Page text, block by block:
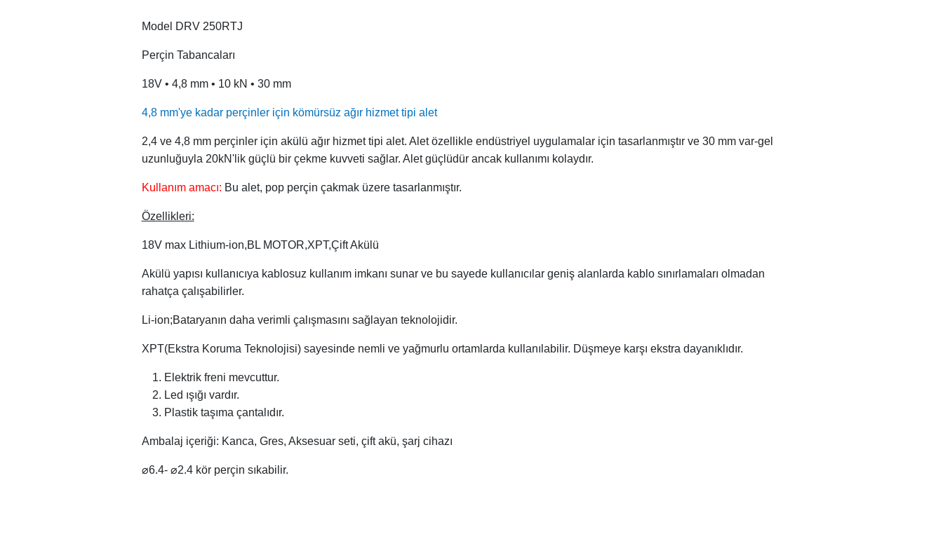
Model DRV 250RTJ
Perçin Tabancaları
18V • 4,8 mm • 10 kN • 30 mm
4,8 mm'ye kadar perçinler için kömürsüz ağır hizmet tipi alet
2,4 ve 4,8 mm perçinler için akülü ağır hizmet tipi alet. Alet özellikle endüstriyel uygulamalar için tasarlanmıştır ve 30 mm var-gel
uzunluğuyla 20kN'lik güçlü bir çekme kuvveti sağlar. Alet güçlüdür ancak kullanımı kolaydır.
Kullanım amacı: Bu alet, pop perçin çakmak üzere tasarlanmıştır.
Özellikleri:
18V max Lithium-ion,BL MOTOR,XPT,Çift Akülü
Akülü yapısı kullanıcıya kablosuz kullanım imkanı sunar ve bu sayede kullanıcılar geniş alanlarda kablo sınırlamaları olmadan
rahatça çalışabilirler.
Li-ion;Bataryanın daha verimli çalışmasını sağlayan teknolojidir.
XPT(Ekstra Koruma Teknolojisi) sayesinde nemli ve yağmurlu ortamlarda kullanılabilir. Düşmeye karşı ekstra dayanıklıdır.
Elektrik freni mevcuttur.
Led ışığı vardır.
Plastik taşıma çantalıdır.
Ambalaj içeriği: Kanca, Gres, Aksesuar seti, çift akü, şarj cihazı
⌀6.4- ⌀2.4 kör perçin sıkabilir.